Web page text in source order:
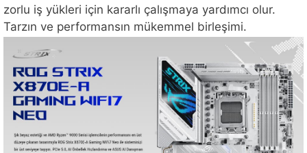
zorlu iş yükleri için kararlı çalışmaya yardımcı olur.
Tarzın ve performansın mükemmel birleşimi.